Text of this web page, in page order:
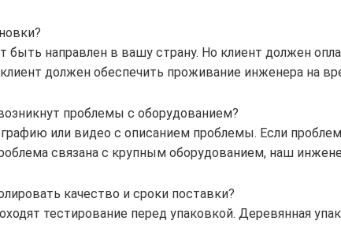
направлен в вашу страну. Но клиент должен
должен обеспечить проживание инженера на
проблемы с оборудованием?
или видео с описанием проблемы. Если
связана с крупным оборудованием, наш
качество и сроки поставки?
тестирование перед упаковкой. Деревянная